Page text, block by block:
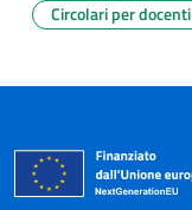
Circolari per